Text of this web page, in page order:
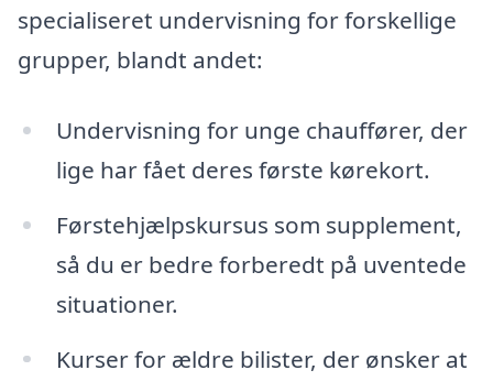
specialiseret undervisning for forskellige
grupper, blandt andet:
Undervisning for unge chauffører, der
lige har fået deres første kørekort.
Førstehjælpskursus som supplement,
så du er bedre forberedt på uventede
situationer.
Kurser for ældre bilister, der ønsker at